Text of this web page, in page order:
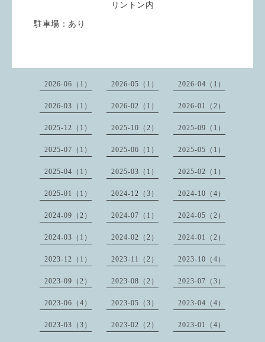
リントン内
駐車場：あり
2026-06（1） 2026-05（1） 2026-04（1）
2026-03（1） 2026-02（1） 2026-01（2）
2025-12（1） 2025-10（2） 2025-09（1）
2025-07（1） 2025-06（1） 2025-05（1）
2025-04（1） 2025-03（1） 2025-02（1）
2025-01（1） 2024-12（3） 2024-10（4）
2024-09（2） 2024-07（1） 2024-05（2）
2024-03（1） 2024-02（2） 2024-01（2）
2023-12（1） 2023-11（2） 2023-10（4）
2023-09（2） 2023-08（2） 2023-07（3）
2023-06（4） 2023-05（3） 2023-04（4）
2023-03（3） 2023-02（2） 2023-01（4）